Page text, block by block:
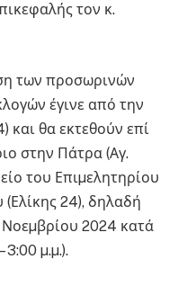
τον κ.
των προσωρινών
έγινε από την
και θα εκτεθούν επί
στην Πάτρα (Αγ.
του Επιµελητηρίου
(Ελίκης 24), δηλαδή
Νοεµβρίου 2024 κατά
3:00 µ.µ.).